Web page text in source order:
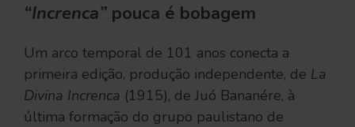
“Increnca” pouca é bobagem
Um arco temporal de 101 anos conecta a
primeira edição, produção independente, de La
Divina Increnca (1915), de Juó Bananére, à
última formação do grupo paulistano de